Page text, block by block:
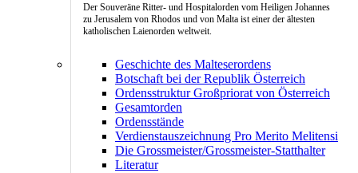
Der Souveräne Ritter- und Hospitalorden vom Heiligen Johannes
zu Jerusalem von Rhodos und von Malta ist einer der ältesten
katholischen Laienorden weltweit.
Geschichte des Malteserordens
Botschaft bei der Republik Österreich
Ordensstruktur Großpriorat von Österreich
Gesamtorden
Ordensstände
Verdienstauszeichnung Pro Merito Melitensi
Die Grossmeister/Grossmeister-Statthalter
Literatur